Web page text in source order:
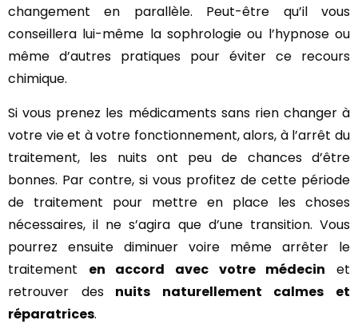
changement en parallèle. Peut-être qu’il vous
conseillera lui-même la sophrologie ou l’hypnose ou
même d’autres pratiques pour éviter ce recours
chimique.
Si vous prenez les médicaments sans rien changer à
votre vie et à votre fonctionnement, alors, à l’arrêt du
traitement, les nuits ont peu de chances d’être
bonnes. Par contre, si vous profitez de cette période
de traitement pour mettre en place les choses
nécessaires, il ne s’agira que d’une transition. Vous
pourrez ensuite diminuer voire même arrêter le
traitement en accord avec votre médecin et
retrouver desnuits naturellement calmes et
réparatrices.